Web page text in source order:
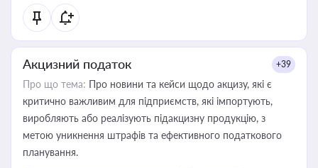
Акцизний податок +39
Про що тема: Про новини та кейси щодо акцизу, які є
критично важливим для підприємств, які імпортують,
виробляють або реалізують підакцизну продукцію, з
метою уникнення штрафів та ефективного податкового
планування.